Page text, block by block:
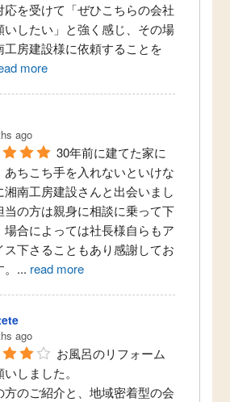
応を受けて「ぜひこちらの会社
いしたい」と強く感じ、その場
工房建設様に依頼することを
more
ago
30年前に建てた家に
あちこち手を入れないといけな
湘南工房建設さんと出会いまし
当の方は親身に相談に乗って下
場合によっては社長様自らもア
ス下さることもあり感謝してお
... read more
ago
お風呂のリフォーム
しました。
方のご紹介と、地域密着型の会